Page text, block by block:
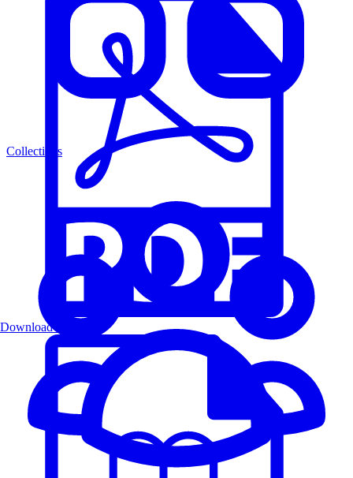
Collections
Download PDF